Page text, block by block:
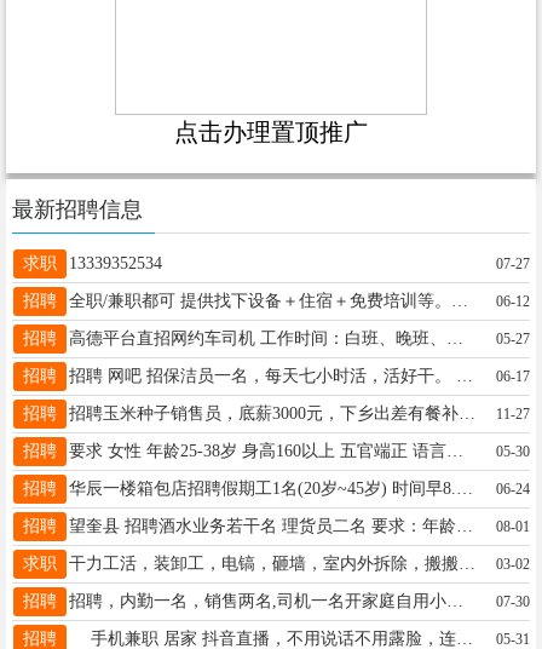
点击办理置顶推广
最新招聘信息
求职 13339352534 07-27
招聘 06-12
招聘 05-27
招聘 06-17
招聘 招聘玉米种子销售员，底薪3000元，下乡出差有餐补，销售种子有提成，要求有玉米种子销售经验或保险工作经验，主营硕秋501等迪卡玉米种子，市场优势大，联系电话13826009249 11-27
招聘 要求 女性 年龄25-38岁 身高160以上 五官端正 语言表达清晰 工作环境良好 轻松 干净 待遇 底薪加提成=满勤 电话；18245534499 微信同步 05-30
招聘 06-24
招聘 望奎县 招聘酒水业务若干名 理货员二名 要求：年龄30岁至40岁，有快消品经验优先、身体健康 、吃苦耐劳、有团队意识及责任心。 联系电话：15545523332 08-01
求职 干力工活，装卸工，电镐，砸墙，室内外拆除，搬搬抬抬，扛楼，搬家，家具按装等等各种小零活，电动三轮车出租，拉货，拉脚，临时工，送货都行。联系电话15945551104 03-02
招聘 招聘，内勤一名，销售两名,司机一名开家庭自用小轿车年龄30岁以内最好不吸烟，以上招聘要求事业心强，薪资待遇好，长期工作者优先，电话13352555557 07-30
招聘 手机兼职 居家 抖音直播，不用说话不用露脸，连麦方式， 一小时20，每天2-5小时，日结嫌弃少的勿扰 ➕薇16646402587 05-31